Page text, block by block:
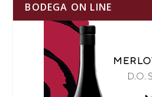
BODEGA ON LINE